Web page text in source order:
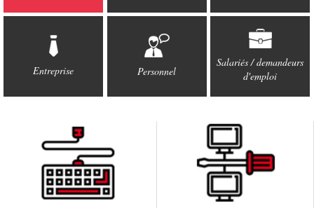
Entreprise Personnel
Salariés / demandeurs
d'emploi